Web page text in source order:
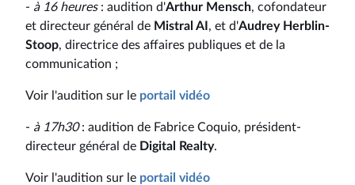
- à 16 heures: audition d'Arthur Mensch, cofondateur
et directeur général de Mistral AI , et d'Audrey Herblin-
Stoop, directrice des affaires publiques et de la
communication ;
Voir l'audition sur le portail vidéo
- à 17h30: audition de Fabrice Coquio, président-
directeur général de Digital Realty.
Voir l'audition sur le portail vidéo